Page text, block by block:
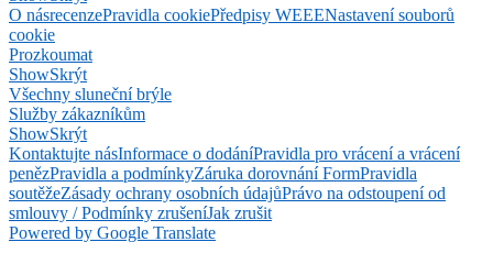
O násrecenzePravidla cookiePředpisy WEEENastavení souborů
cookie
Prozkoumat
ShowSkrýt
Všechny sluneční brýle
Služby zákazníkům
ShowSkrýt
Kontaktujte násInformace o dodáníPravidla pro vrácení a vrácení
penězPravidla a podmínkyZáruka dorovnání FormPravidla
soutěžeZásady ochrany osobních údajůPrávo na odstoupení od
smlouvy / Podmínky zrušeníJak zrušit
Powered by Google Translate